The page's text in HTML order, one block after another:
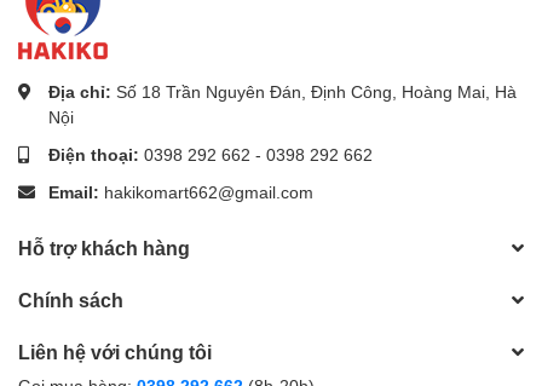
Địa chỉ: Số 18 Trần Nguyên Đán, Định Công, Hoàng Mai, Hà
Nội
Điện thoại: 0398 292 662 - 0398 292 662
Email: hakikomart662@gmail.com
Hỗ trợ khách hàng
Chính sách
Liên hệ với chúng tôi